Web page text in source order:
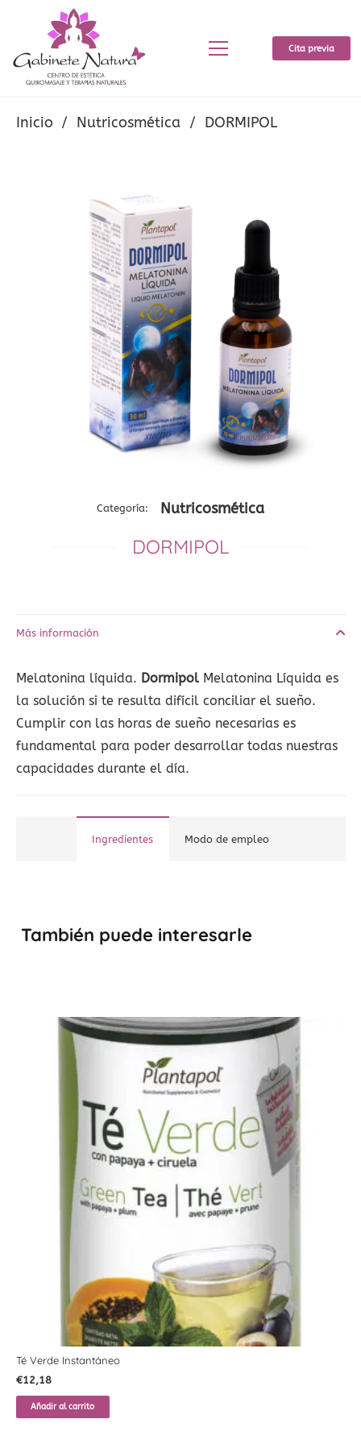
Cita previa
Inicio / Nutricosmética / DORMIPOL
Categoría: Nutricosmética
DORMIPOL
Más información
Melatonina líquida. DormipolMelatonina Líquida es
la solución si te resulta difícil conciliar el sueño.
Cumplir con las horas de sueño necesarias es
fundamental para poder desarrollar todas nuestras
capacidades durante el día.
Ingredientes Modo de empleo
También puede interesarle
Té Verde Instantáneo
€12,18
Añadir al carrito